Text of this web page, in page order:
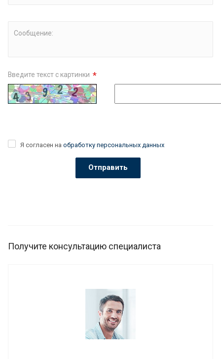
Сообщение:
Введите текст с картинки *
Я согласен на обработку персональных данных
Получите консультацию специалиста